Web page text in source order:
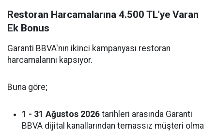
Restoran Harcamalarına 4.500 TL'ye Varan
Ek Bonus
Garanti BBVA'nın ikinci kampanyası restoran
harcamalarını kapsıyor.
Buna göre;
1 - 31 Ağustos 2026 tarihleri arasında Garanti
BBVA dijital kanallarından temassız müşteri olma